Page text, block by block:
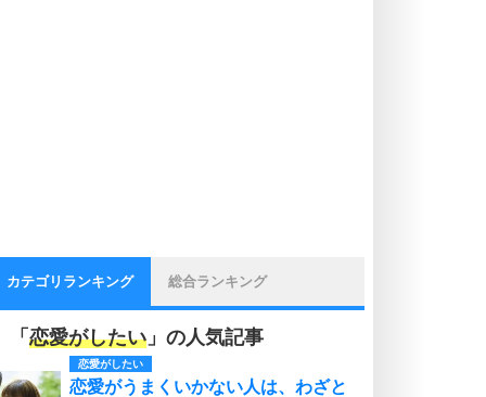
カテゴリランキング 総合ランキング
「 恋愛がしたい 」の人気記事
恋愛がしたい
恋愛がうまくいかない人は、わざと